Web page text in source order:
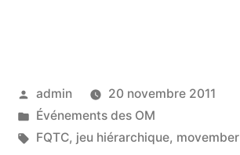
Publié
par
admin
20 novembre 2011
Publié
dans
Événements des OM
Étiquettes :
FQTC, jeu hiérarchique, movember